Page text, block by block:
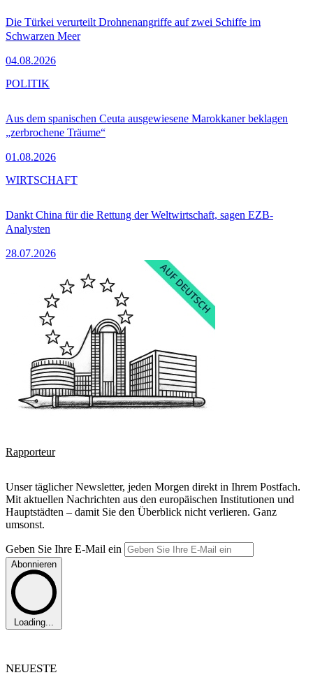
Die Türkei verurteilt Drohnenangriffe auf zwei Schiffe im
Schwarzen Meer
04.08.2026
Aus dem spanischen Ceuta ausgewiesene Marokkaner beklagen
„zerbrochene Träume“
01.08.2026
POLITIK
Dankt China für die Rettung der Weltwirtschaft, sagen EZB-
Analysten
28.07.2026
WIRTSCHAFT
Rapporteur
Unser täglicher Newsletter, jeden Morgen direkt in Ihrem Postfach.
Mit aktuellen Nachrichten aus den europäischen Institutionen und
Hauptstädten – damit Sie den Überblick nicht verlieren. Ganz
umsonst.
Geben Sie Ihre E-Mail ein
Abonnieren
Loading...
NEUESTE